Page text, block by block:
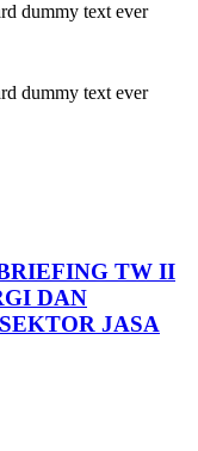
dummy text ever
dummy text ever
TW II
DAN
JASA